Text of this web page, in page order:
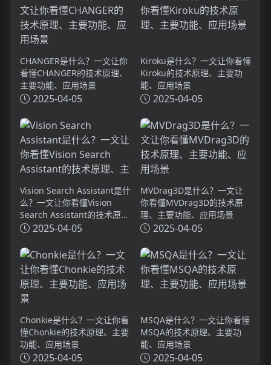
CHANGER是什么？一文让你
看懂CHANGER的技术原理、
主要功能、应用场景
2025-04-05
Kiroku是什么？一文让你看懂
Kiroku的技术原理、主要功
能、应用场景
2025-04-05
Vision Search Assistant是什
么？一文让你看懂Vision
Search Assistant的技术原
理、主要功能、应用场景
2025-04-05
MVDrag3D是什么？一文让
你看懂MVDrag3D的技术原
理、主要功能、应用场景
2025-04-05
Chonkie是什么？一文让你看
懂Chonkie的技术原理、主要
功能、应用场景
2025-04-05
MSQA是什么？一文让你看懂
MSQA的技术原理、主要功
能、应用场景
2025-04-05